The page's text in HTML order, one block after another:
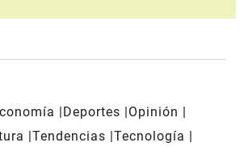
Deportes
Opinión
Tendencias Tecnología